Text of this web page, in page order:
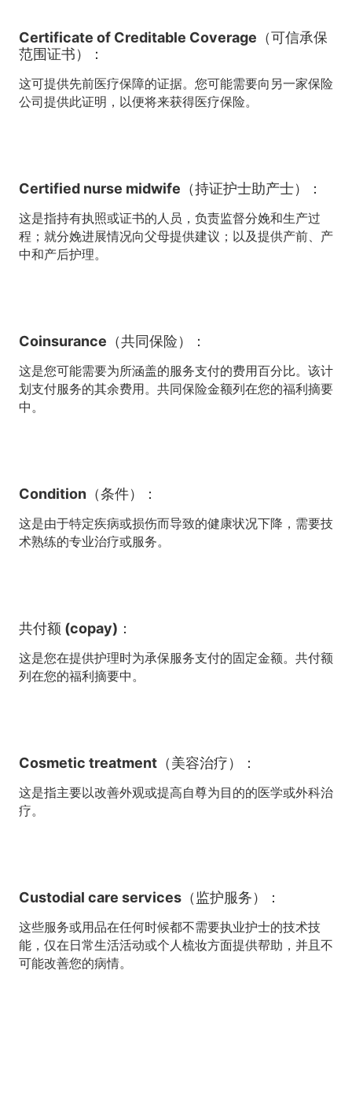
Certificate of Creditable Coverage（可信承保
范围证书）：
这可提供先前医疗保障的证据。您可能需要向另一家保险
公司提供此证明，以便将来获得医疗保险。
Certified nurse midwife（持证护士助产士）：
这是指持有执照或证书的人员，负责监督分娩和生产过
程；就分娩进展情况向父母提供建议；以及提供产前、产
中和产后护理。
Coinsurance（共同保险）：
这是您可能需要为所涵盖的服务支付的费用百分比。该计
划支付服务的其余费用。共同保险金额列在您的福利摘要
中。
Condition（条件）：
这是由于特定疾病或损伤而导致的健康状况下降，需要技
术熟练的专业治疗或服务。
共付额 (copay)：
这是您在提供护理时为承保服务支付的固定金额。共付额
列在您的福利摘要中。
Cosmetic treatment（美容治疗）：
这是指主要以改善外观或提高自尊为目的的医学或外科治
疗。
Custodial care services（监护服务）：
这些服务或用品在任何时候都不需要执业护士的技术技
能，仅在日常生活活动或个人梳妆方面提供帮助，并且不
可能改善您的病情。